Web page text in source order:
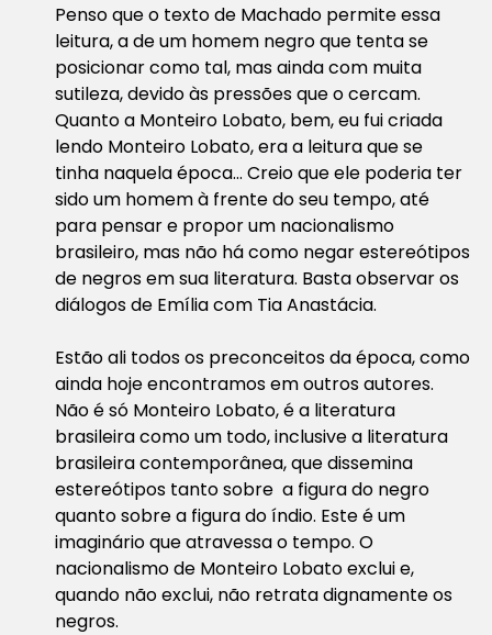
Penso que o texto de Machado permite essa
leitura, a de um homem negro que tenta se
posicionar como tal, mas ainda com muita
sutileza, devido às pressões que o cercam.
Quanto a Monteiro Lobato, bem, eu fui criada
lendo Monteiro Lobato, era a leitura que se
tinha naquela época… Creio que ele poderia ter
sido um homem à frente do seu tempo, até
para pensar e propor um nacionalismo
brasileiro, mas não há como negar estereótipos
de negros em sua literatura. Basta observar os
diálogos de Emília com Tia Anastácia.
Estão ali todos os preconceitos da época, como
ainda hoje encontramos em outros autores.
Não é só Monteiro Lobato, é a literatura
brasileira como um todo, inclusive a literatura
brasileira contemporânea, que dissemina
estereótipos tanto sobre a figura do negro
quanto sobre a figura do índio. Este é um
imaginário que atravessa o tempo. O
nacionalismo de Monteiro Lobato exclui e,
quando não exclui, não retrata dignamente os
negros.